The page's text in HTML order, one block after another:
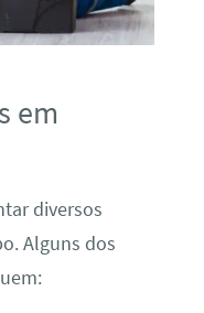
em
diversos
Alguns dos